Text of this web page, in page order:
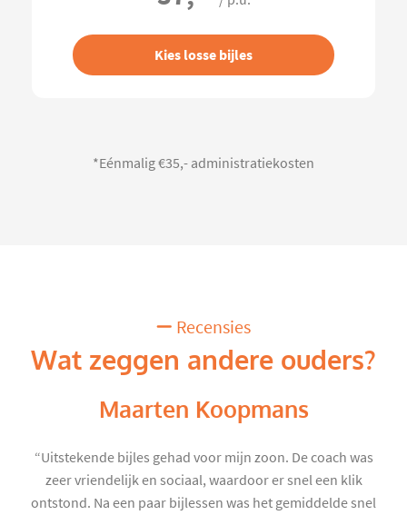
Kies losse bijles
*Eénmalig €35,- administratiekosten
Recensies
Wat zeggen andere ouders?
Maarten Koopmans
“Uitstekende bijles gehad voor mijn zoon. De coach was
zeer vriendelijk en sociaal, waardoor er snel een klik
ontstond. Na een paar bijlessen was het gemiddelde snel